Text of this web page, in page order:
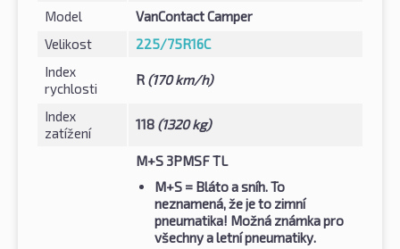
Model
VanContact Camper
Velikost
225/75R16C
Index
rychlosti
R (170 km/h)
Index
zatížení
118 (1320 kg)
M+S 3PMSF TL
M+S = Bláto a sníh. To
neznamená, že je to zimní
pneumatika! Možná známka pro
všechny a letní pneumatiky.